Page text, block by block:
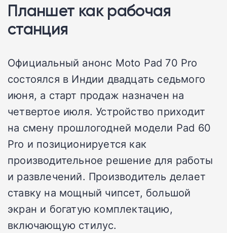
Планшет как рабочая
станция
Официальный анонс Moto Pad 70 Pro
состоялся в Индии двадцать седьмого
июня, а старт продаж назначен на
четвертое июля. Устройство приходит
на смену прошлогодней модели Pad 60
Pro и позиционируется как
производительное решение для работы
и развлечений. Производитель делает
ставку на мощный чипсет, большой
экран и богатую комплектацию,
включающую стилус.